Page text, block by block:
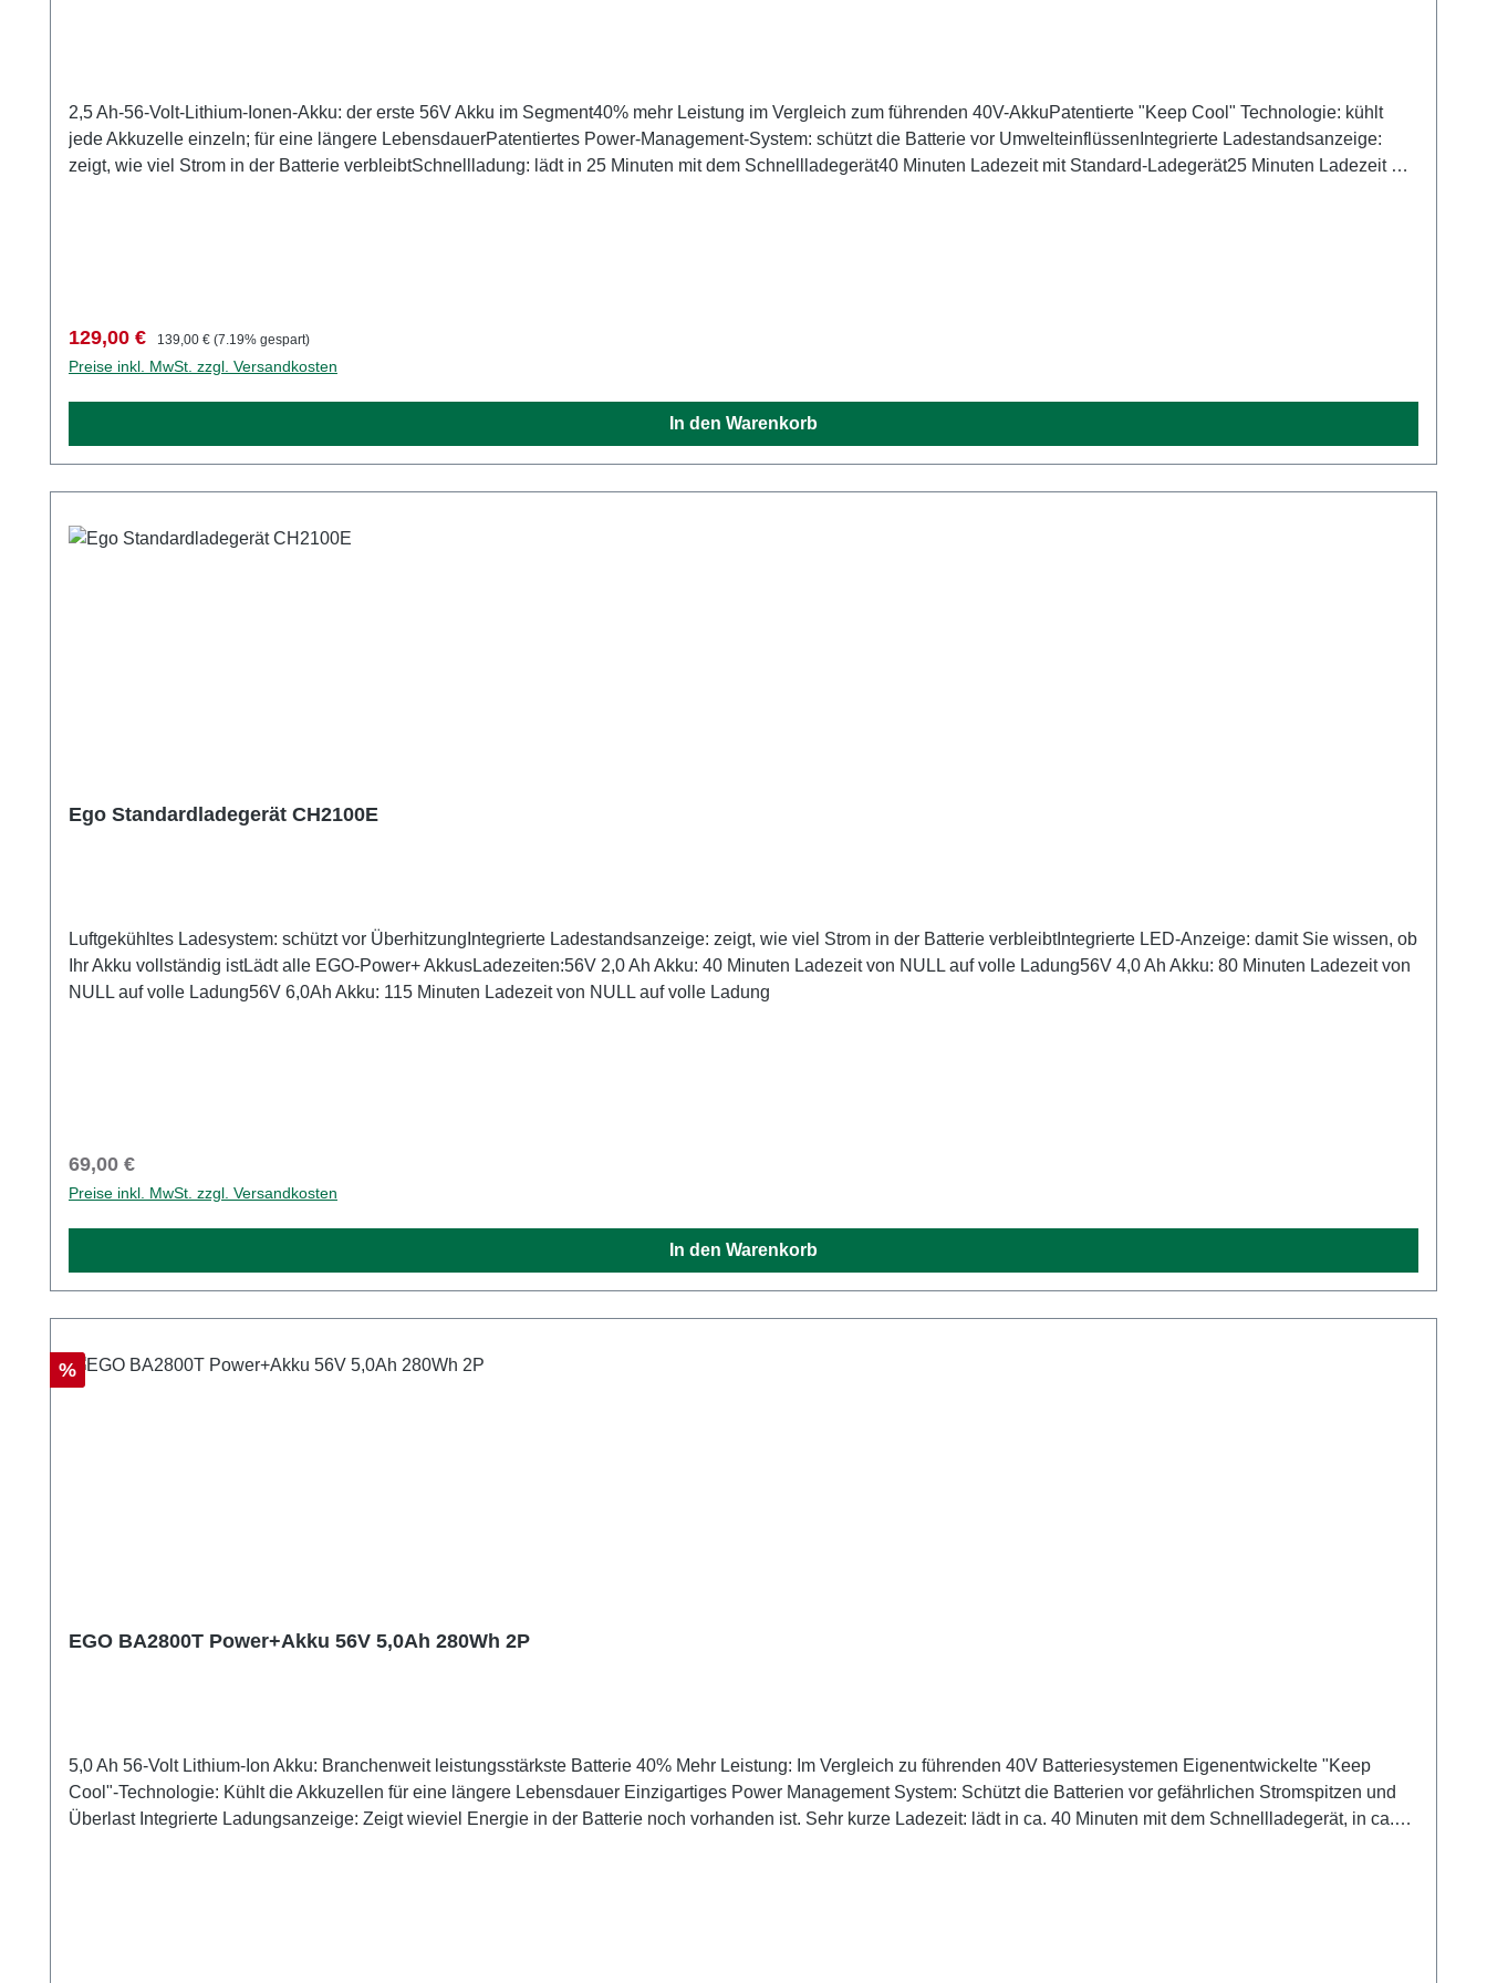
2,5 Ah-56-Volt-Lithium-Ionen-Akku: der erste 56V Akku im Segment40% mehr Leistung im Vergleich zum führenden 40V-AkkuPatentierte "Keep Cool" Technologie: kühlt
jede Akkuzelle einzeln; für eine längere LebensdauerPatentiertes Power-Management-System: schützt die Batterie vor UmwelteinflüssenIntegrierte Ladestandsanzeige:
zeigt, wie viel Strom in der Batterie verbleibtSchnellladung: lädt in 25 Minuten mit dem Schnellladegerät40 Minuten Ladezeit mit Standard-Ladegerät25 Minuten Ladezeit mit
Verkaufspreis:
129,00 € Regulärer Preis:
139,00 € (7.19% gespart)
Preise inkl. MwSt. zzgl. Versandkosten
In den Warenkorb
Ego Standardladegerät CH2100E
Luftgekühltes Ladesystem: schützt vor ÜberhitzungIntegrierte Ladestandsanzeige: zeigt, wie viel Strom in der Batterie verbleibtIntegrierte LED-Anzeige: damit Sie wissen, ob
Ihr Akku vollständig istLädt alle EGO-Power+ AkkusLadezeiten:56V 2,0 Ah Akku: 40 Minuten Ladezeit von NULL auf volle Ladung56V 4,0 Ah Akku: 80 Minuten Ladezeit von
NULL auf volle Ladung56V 6,0Ah Akku: 115 Minuten Ladezeit von NULL auf volle Ladung
Regulärer Preis:
69,00 €
Preise inkl. MwSt. zzgl. Versandkosten
In den Warenkorb
Rabatt
%
EGO BA2800T Power+Akku 56V 5,0Ah 280Wh 2P
5,0 Ah 56-Volt Lithium-Ion Akku: Branchenweit leistungsstärkste Batterie 40% Mehr Leistung: Im Vergleich zu führenden 40V Batteriesystemen Eigenentwickelte "Keep
Cool"-Technologie: Kühlt die Akkuzellen für eine längere Lebensdauer Einzigartiges Power Management System: Schützt die Batterien vor gefährlichen Stromspitzen und
Überlast Integrierte Ladungsanzeige: Zeigt wieviel Energie in der Batterie noch vorhanden ist. Sehr kurze Ladezeit: lädt in ca. 40 Minuten mit dem Schnellladegerät, in ca.